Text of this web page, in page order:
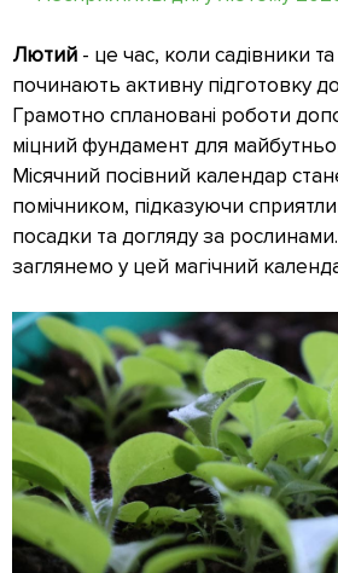
Лютий - це час, коли садівники
починають активну підготовку
Грамотно сплановані роботи
міцний фундамент для
Місячний посівний календар
помічником, підказуючи
посадки та догляду за
заглянемо у цей магічний